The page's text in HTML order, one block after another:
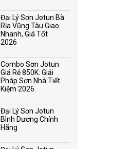
Đại Lý Sơn Jotun Bà
Rịa Vũng Tàu Giao
Nhanh, Giá Tốt
2026
Combo Sơn Jotun
Giá Rẻ 850K: Giải
Pháp Sơn Nhà Tiết
Kiệm 2026
Đại Lý Sơn Jotun
Bình Dương Chính
Hãng